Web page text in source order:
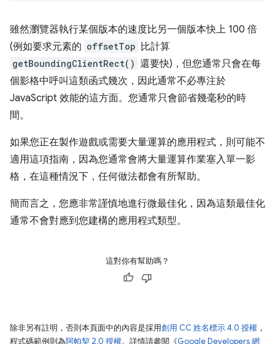
雖然瀏覽器執行某個版本的速度比另一個版本快上 100 倍
(例如要求元素的 offsetTop 比計算
getBoundingClientRect() 還要快)，但您通常只會在每
個影格中呼叫這類函式幾次，因此通常不必專注於
JavaScript 效能的這方面。您通常只會節省幾毫秒的時
間。
如果您正在製作遊戲或需要大量運算的應用程式，則可能不
適用這項指南，因為您通常會將大量運算作業塞入單一影
格，在這種情況下，任何做法都會有所幫助。
簡而言之，您應非常謹慎地進行微最佳化，因為這類最佳化
通常不會對應到您建構的應用程式類型。
這對你有幫助嗎？
除非另有註明，否則本頁面中的內容是採用創用 CC 姓名標示 4.0 授權 ，
程式碼範例則為阿帕契 2.0 授權。詳情請參閱《Google Developers 網